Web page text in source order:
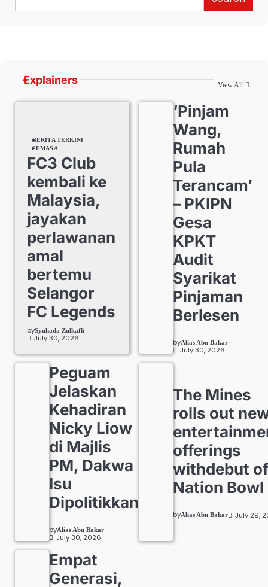
Explainers View All
BERITA TERKINI
SEMASA
FC3 Club
kembali ke
Malaysia,
jayakan
perlawanan
amal
bertemu
Selangor
FC Legends
bySyuhada Zulkafli
July 30, 2026
‘Pinjam
Wang,
Rumah
Pula
Terancam’
– PKIPN
Gesa
KPKT
Audit
Syarikat
Pinjaman
Berlesen
byAlias Abu Bakar
July 30, 2026
Peguam
Jelaskan
Kehadiran
Nicky Liow
di Majlis
PM, Dakwa
Isu
Dipolitikkan
byAlias Abu Bakar
July 30, 2026
The Mines
rolls out
offerings
withdebut
Nation Bowl
byAlias Abu Bakar July 29,
Empat
Generasi,